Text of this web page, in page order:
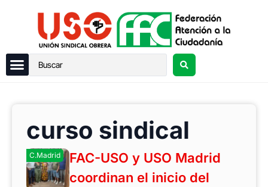
curso sindical
C.Madrid
FAC-USO y USO Madrid
coordinan el inicio del